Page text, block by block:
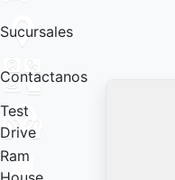
Sucursales
Contactanos
Test
Drive
Ram